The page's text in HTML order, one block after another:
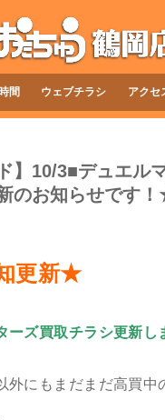
間 ウェブチラシ アクセ
10/3■デュエル
のお知らせです
更新★
ーズ買取チラシ更新し
外にもまだまだ高買中